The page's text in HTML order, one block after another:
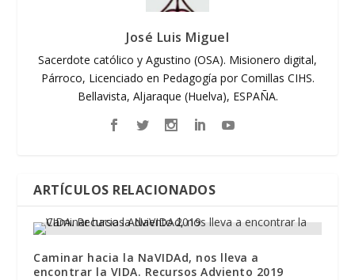
José Luis Miguel
Sacerdote católico y Agustino (OSA). Misionero digital,
Párroco, Licenciado en Pedagogía por Comillas CIHS.
Bellavista, Aljaraque (Huelva), ESPAÑA.
ARTÍCULOS RELACIONADOS
Caminar hacia la NaVIDAd, nos lleva a
encontrar la VIDA. Recursos Adviento 2019